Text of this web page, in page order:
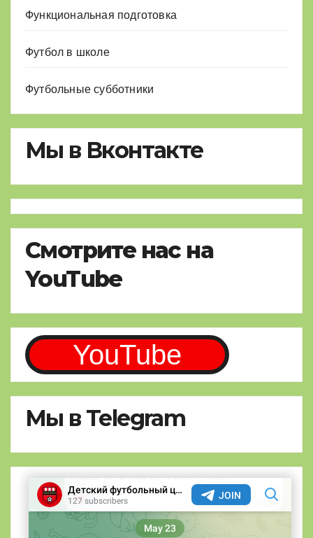
Функциональная подготовка
Футбол в школе
Футбольные субботники
Мы в Вконтакте
Смотрите нас на
YouTube
YouTube
Мы в Telegram